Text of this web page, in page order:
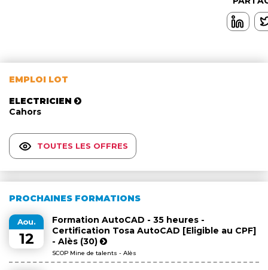
EMPLOI LOT
ELECTRICIEN
Cahors
TOUTES LES OFFRES
PROCHAINES FORMATIONS
Aou.
12
Formation AutoCAD - 35 heures -
Certification Tosa AutoCAD [Eligible au CPF]
- Alès (30)
SCOP Mine de talents - Alès